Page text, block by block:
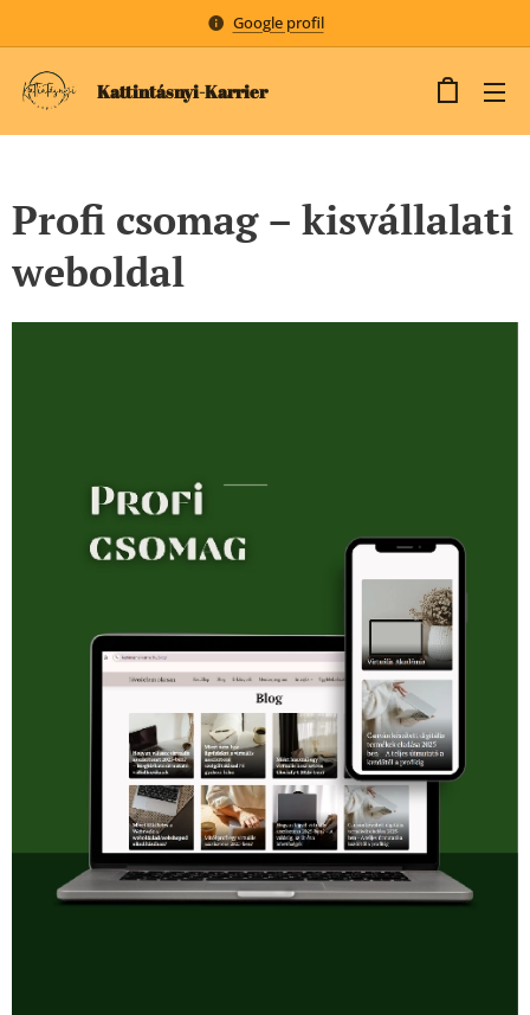
Google profil
Kattintásnyi-Karrier
Profi csomag – kisvállalati
weboldal